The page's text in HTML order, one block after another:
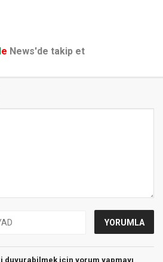
le News'de takip et
duyurabilmek için yorum yapmayı